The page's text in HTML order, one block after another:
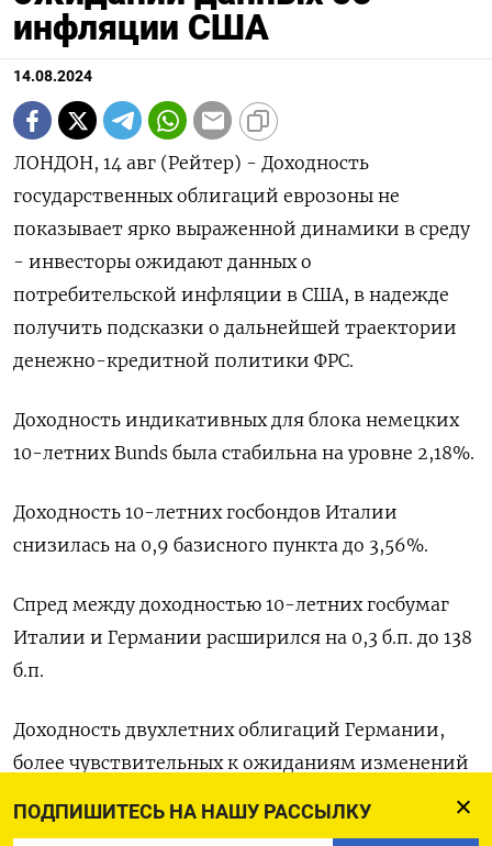
ПОДПИШИТЕСЬ НА НАШУ РАССЫЛКУ
инфляции США
14.08.2024
ЛОНДОН, 14 авг (Рейтер) - Доходность
государственных облигаций еврозоны не
показывает ярко выраженной динамики в среду
- инвесторы ожидают данных о
потребительской инфляции в США, в надежде
получить подсказки о дальнейшей траектории
денежно-кредитной политики ФРС.
Доходность индикативных для блока немецких
10-летних Bunds была стабильна на уровне 2,18%.
Доходность 10-летних госбондов Италии
снизилась на 0,9 базисного пункта до 3,56%.
Спред между доходностью 10-летних госбумаг
Италии и Германии расширился на 0,3 б.п. до 138
б.п.
Доходность двухлетних облигаций Германии,
более чувствительных к ожиданиям изменений
в денежно-кредитной политике, удерживалась
на уровне 2,33%.